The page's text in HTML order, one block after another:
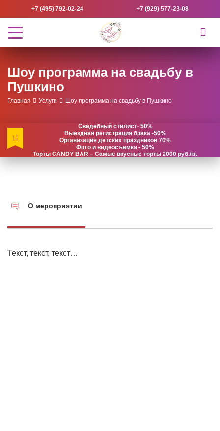
+7 (495) 792-02-24 +7 (929) 577-23-08
Шоу программа на свадьбу в
Пушкино
Главная Услуги Шоу программа на свадьбу в Пушкино
Свадебный стилист- 50%
Выездная регистрация брака -50%
Организация детских праздников 70%
Фото и видеосъемка - 50%
Торты CANDY BAR – Самые вкусные торты 2000 руб./кг.
О мероприятии
Текст, текст, текст…